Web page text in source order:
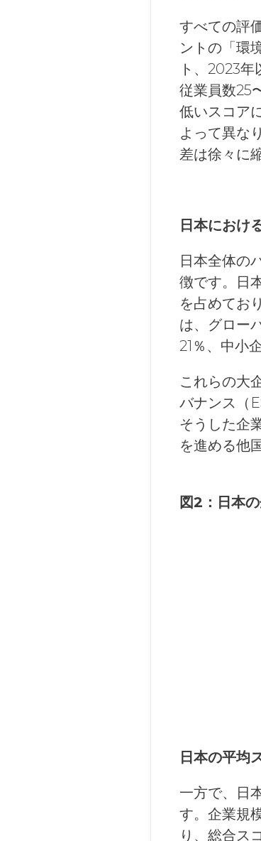
すべての評
ントの「環
ト、2023年
従業員数25
低いスコア
よって異な
差は徐々に
日本におけ
日本全体の
徴です。日
を占めてお
は、グロー
21％、中小
これらの大
バナンス（
そうした企
を進める他
図2：日本
日本の平均
一方で、日
す。企業規
り、総合ス